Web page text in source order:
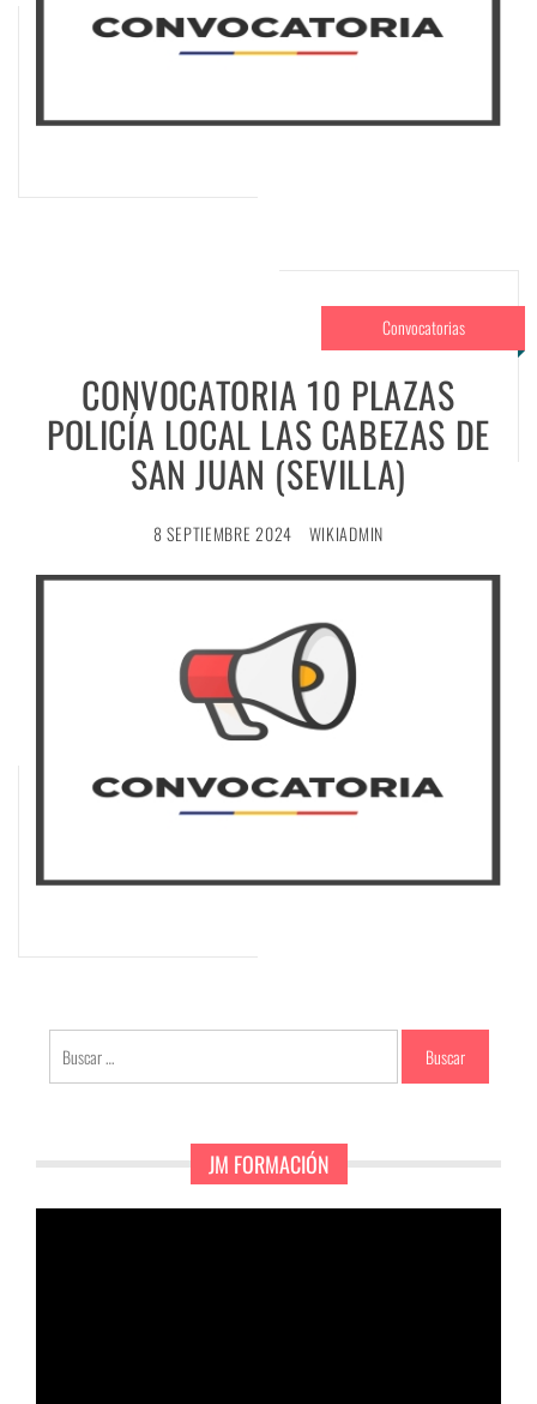
Convocatorias
CONVOCATORIA 10 PLAZAS
POLICÍA LOCAL LAS CABEZAS DE
SAN JUAN (SEVILLA)
8 SEPTIEMBRE 2024 WIKIADMIN
Buscar:
JM FORMACIÓN